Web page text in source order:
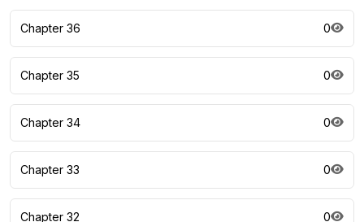
Chapter 36 0
Chapter 35 0
Chapter 34 0
Chapter 33 0
Chapter 32 0